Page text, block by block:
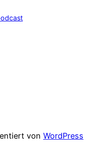
von WordPress